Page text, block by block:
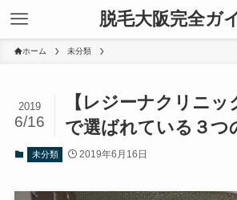
脱毛大阪完全ガ
ホーム 未分類
【レジーナクリニ
で選ばれている３つ
2019
6/16
未分類 2019年6月16日